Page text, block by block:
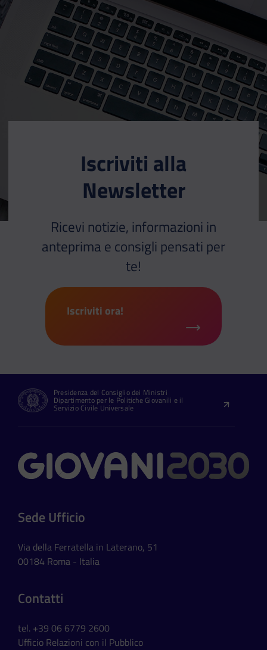
Iscriviti alla
Newsletter
Ricevi notizie, informazioni in
anteprima e consigli pensati per
te!
Iscriviti ora!
Presidenza del Consiglio dei Ministri
Dipartimento per le Politiche Giovanili e il
Servizio Civile Universale
Contatti
Sede Ufficio
Via della Ferratella in Laterano, 51
00184 Roma - Italia
Contatti
tel. +39 06 6779 2600
Ufficio Relazioni con il Pubblico